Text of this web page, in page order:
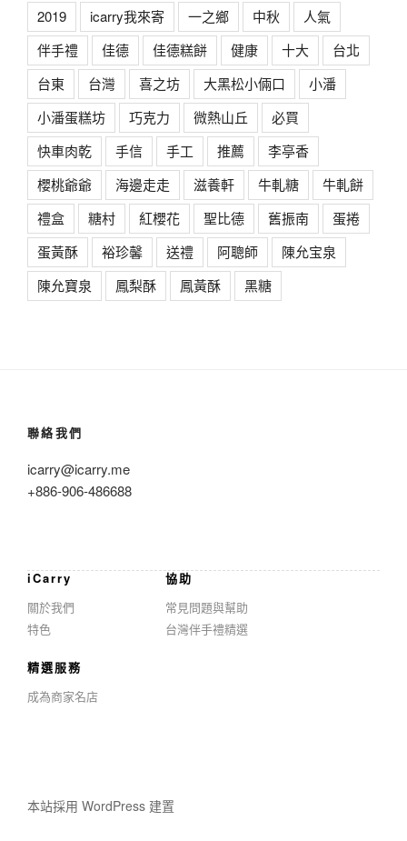
2019 icarry我來寄 一之鄉 中秋
人氣
伴手禮
佳德 佳德糕餅 健康 十大
台北
台東
台灣 喜之坊 大黑松小倆口
小潘
小潘蛋糕坊
巧克力 微熱山丘
必買
快車肉乾
手信 手工 推薦
李亭香
櫻桃爺爺
海邊走走 滋養軒 牛軋糖
牛軋餅
禮盒
糖村 紅櫻花 聖比德 舊振南
蛋捲
蛋黃酥
裕珍馨 送禮 阿聰師
陳允宝泉
陳允寶泉
鳳梨酥 鳳黃酥 黑糖
聯絡我們
icarry@icarry.me
+886-906-486688
iCarry
關於我們
特色
協助
常見問題與幫助
台灣伴手禮精選
精選服務
成為商家名店
本站採用 WordPress 建置